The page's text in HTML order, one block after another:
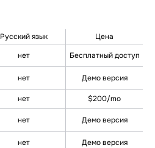
Русский язык
Цена
нет Бесплатный доступ
нет Демо версия
нет $200/mo
нет Демо версия
нет Демо версия